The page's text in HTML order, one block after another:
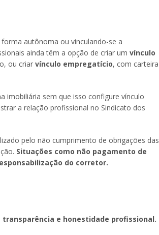
autônoma ou vinculando-se a
ainda têm a opção de criar um vínculo
ou criar vínculo empregatício, com carteira
imobiliária sem que isso configure vínculo
a relação profissional no Sindicato dos
pelo não cumprimento de obrigações das
Situações como não pagamento de
do corretor.
transparência e honestidade profissional.